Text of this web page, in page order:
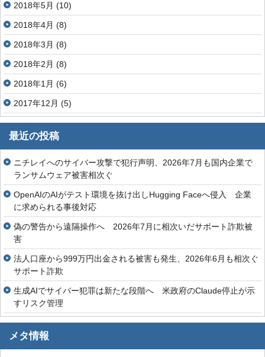
2018年5月 (10)
2018年4月 (8)
2018年3月 (8)
2018年2月 (8)
2018年1月 (6)
2017年12月 (5)
最近の投稿
ニチレイへのサイバー攻撃で犯行声明、2026年7月も国内企業で
ランサムウェア被害相次ぐ
OpenAIのAIがテスト環境を抜け出しHugging Faceへ侵入 企業
に求められる事後対応
偽の警告から遠隔操作へ 2026年7月に相次いだサポート詐欺被
害
法人口座から999万円出金される被害も発生、2026年6月も相次ぐ
サポート詐欺
生成AIでサイバー犯罪は新たな段階へ 米政府のClaude停止が示
すリスク管理
メタ情報